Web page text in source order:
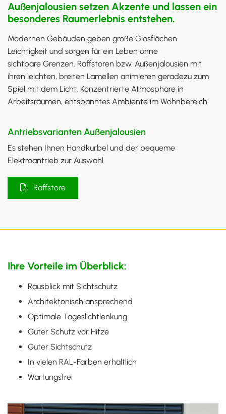
Außenjalousien setzen Akzente und lassen ein
besonderes Raumerlebnis entstehen.
Modernen Gebäuden geben große Glasflächen
Leichtigkeit und sorgen für ein Leben ohne
sichtbare Grenzen. Raffstoren bzw. Außenjalousien mit
ihren leichten, breiten Lamellen animieren geradezu zum
Spiel mit dem Licht. Konzentrierte Atmosphäre in
Arbeitsräumen, entspanntes Ambiente im Wohnbereich.
Antriebsvarianten Außenjalousien
Es stehen Ihnen Handkurbel und der bequeme
Elektroantrieb zur Auswahl.
Raffstore
Ihre Vorteile im Überblick:
Rausblick mit Sichtschutz
Architektonisch ansprechend
Optimale Tageslichtlenkung
Guter Schutz vor Hitze
Guter Sichtschutz
In vielen RAL-Farben erhältlich
Wartungsfrei